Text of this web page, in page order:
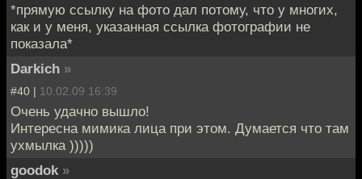
*прямую ссылку на фото дал потому, что у многих,
как и у меня, указанная ссылка фотографии не
показала*
Darkich »
#40 | 10.02.09 16:39
Очень удачно вышло!
Интересна мимика лица при этом. Думается что там
ухмылка )))))
goodok »